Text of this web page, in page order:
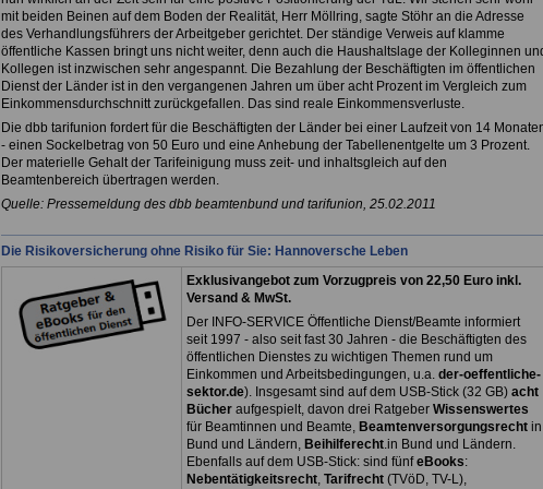
mit beiden Beinen auf dem Boden der Realität, Herr Möllring, sagte Stöhr an die Adresse
des Verhandlungsführers der Arbeitgeber gerichtet. Der ständige Verweis auf klamme
öffentliche Kassen bringt uns nicht weiter, denn auch die Haushaltslage der Kolleginnen
Kollegen ist inzwischen sehr angespannt. Die Bezahlung der Beschäftigten im öffentlichen
Dienst der Länder ist in den vergangenen Jahren um über acht Prozent im Vergleich zum
Einkommensdurchschnitt zurückgefallen. Das sind reale Einkommensverluste.
Die dbb tarifunion fordert für die Beschäftigten der Länder bei einer Laufzeit von 14
- einen Sockelbetrag von 50 Euro und eine Anhebung der Tabellenentgelte um 3 Prozent.
Der materielle Gehalt der Tarifeinigung muss zeit- und inhaltsgleich auf den
Beamtenbereich übertragen werden.
Quelle: Pressemeldung des dbb beamtenbund und tarifunion, 25.02.2011
Die Risikoversicherung ohne Risiko für Sie: Hannoversche Leben
Exklusivangebot zum Vorzugpreis von 22,50 Euro inkl.
Versand & MwSt.
Der INFO-SERVICE Öffentliche Dienst/Beamte informiert
seit 1997 - also seit fast 30 Jahren - die Beschäftigten des
öffentlichen Dienstes zu wichtigen Themen rund um
Einkommen und Arbeitsbedingungen, u.a. der-oeffentliche-
sektor.de). Insgesamt sind auf dem USB-Stick (32 GB) acht
Bücher aufgespielt, davon drei Ratgeber Wissenswertes
für Beamtinnen und Beamte, Beamtenversorgungsrechtin
Bund und Ländern, Beihilferecht.in Bund und Ländern.
Ebenfalls auf dem USB-Stick: sind fünfeBooks:
Nebentätigkeitsrecht, Tarifrecht(TVöD, TV-L),